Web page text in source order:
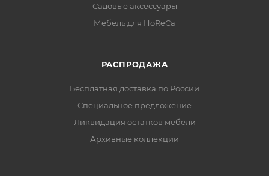
Садовые аксессуары
Мебель для HoReCa
РАСПРОДАЖА
Бесплатная доставка по России
Специальное предложение
Ликвидация остатков мебели
Архивные коллекции